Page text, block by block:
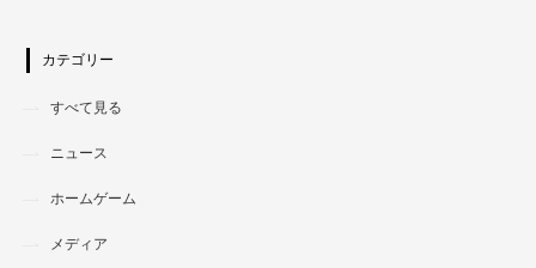
カテゴリー
すべて見る
ニュース
ホームゲーム
メディア